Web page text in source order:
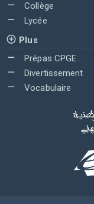
Collège
Lycée
Plus
Prépas CPGE
Divertissement
Vocabulaire